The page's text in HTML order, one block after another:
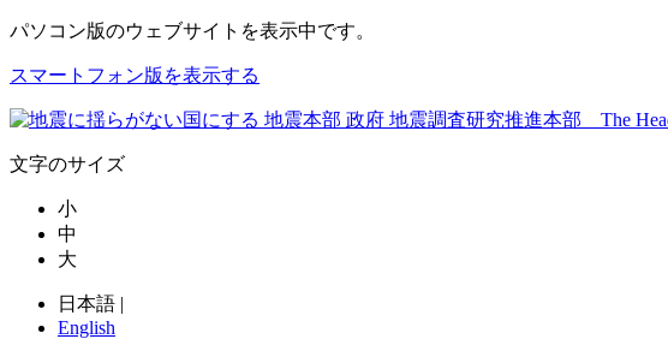
パソコン版のウェブサイトを表示中です。
スマートフォン版を表示する
文字のサイズ
小
中
大
日本語 |
English